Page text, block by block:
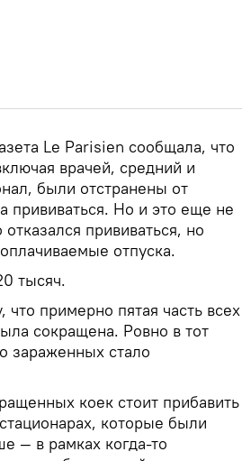
Le Parisien сообщала, что
врачей, средний и
были отстранены от
прививаться. Но и это еще не
прививаться, но
отпуска.
тысяч.
что примерно пятая часть всех
сокращена. Ровно в тот
зараженных стало
коек стоит прибавить
которые были
— в рамках когда-то